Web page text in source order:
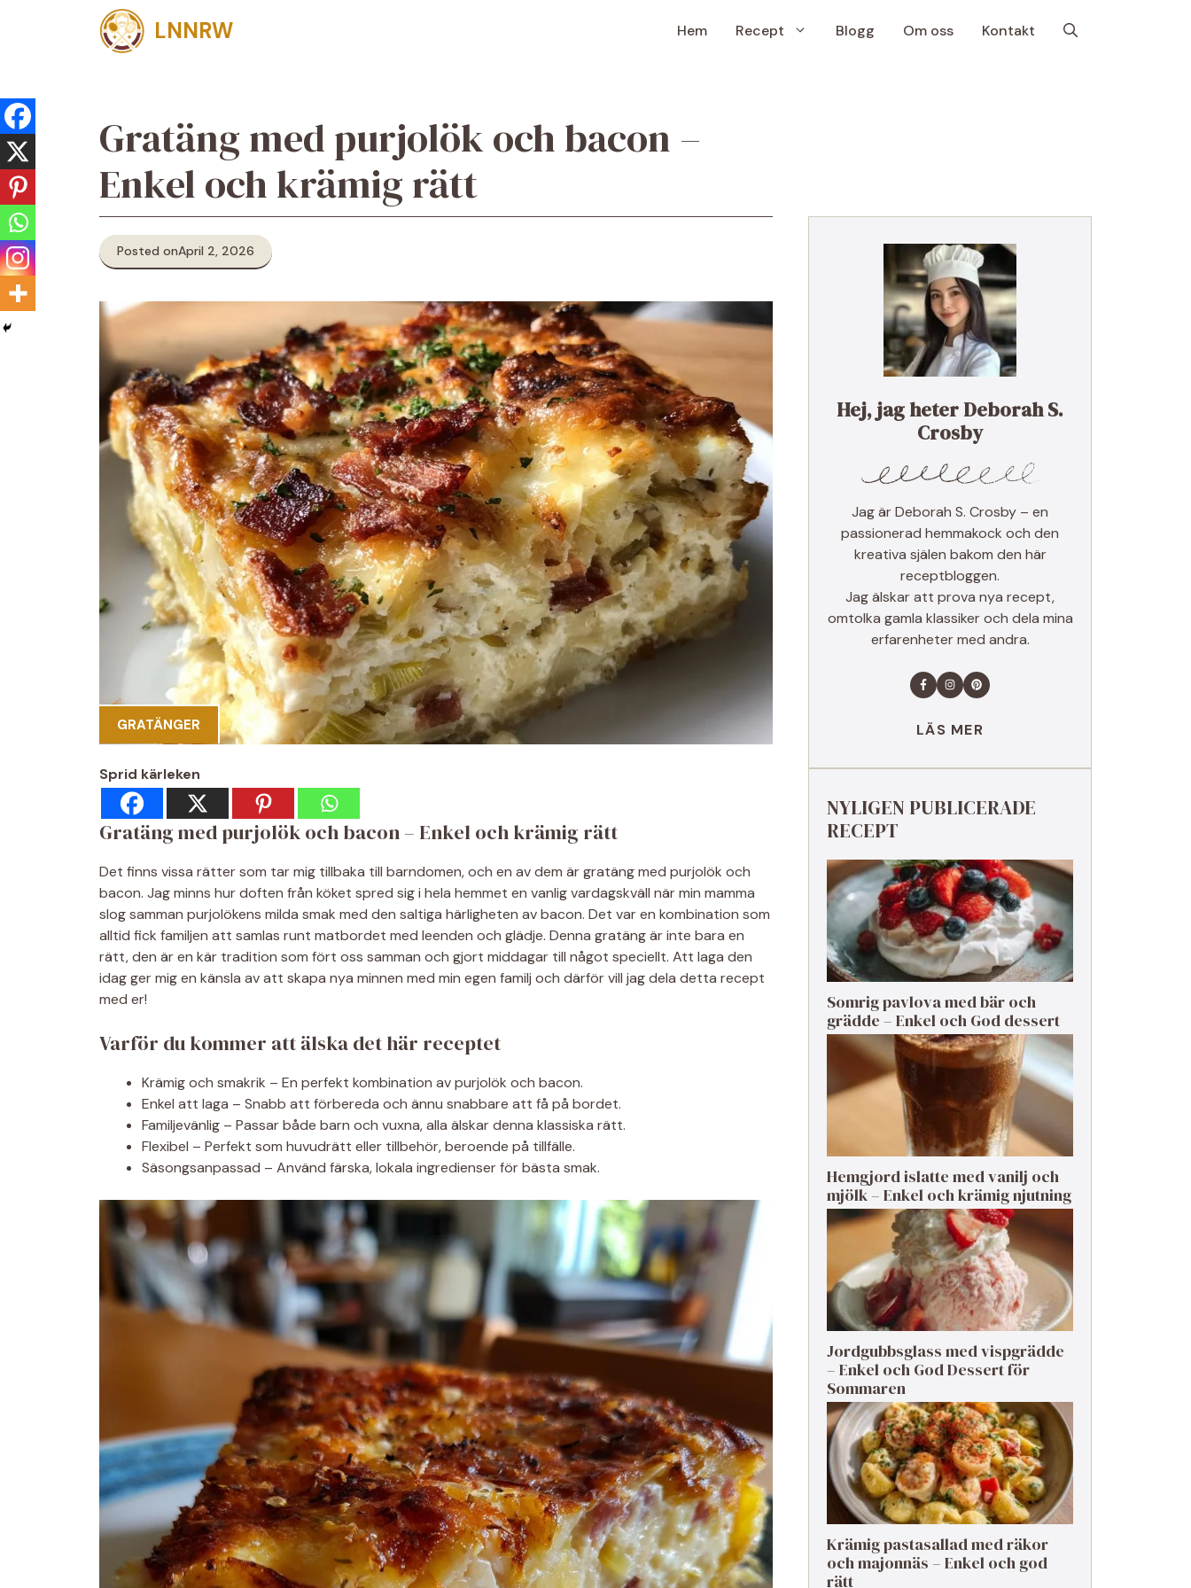
LNNRW Hem Recept Blogg Om oss Kontakt
Gratäng med purjolök och bacon –
Enkel och krämig rätt
Posted onApril 2, 2026
GRATÄNGER
Sprid kärleken
Gratäng med purjolök och bacon – Enkel och krämig rätt
Det finns vissa rätter som tar mig tillbaka till barndomen, och en av dem är gratäng med purjolök och
bacon. Jag minns hur doften från köket spred sig i hela hemmet en vanlig vardagskväll när min mamma
slog samman purjolökens milda smak med den saltiga härligheten av bacon. Det var en kombination som
alltid fick familjen att samlas runt matbordet med leenden och glädje. Denna gratäng är inte bara en
rätt, den är en kär tradition som fört oss samman och gjort middagar till något speciellt. Att laga den
idag ger mig en känsla av att skapa nya minnen med min egen familj och därför vill jag dela detta recept
med er!
Varför du kommer att älska det här receptet
Krämig och smakrik – En perfekt kombination av purjolök och bacon.
Enkel att laga – Snabb att förbereda och ännu snabbare att få på bordet.
Familjevänlig – Passar både barn och vuxna, alla älskar denna klassiska rätt.
Flexibel – Perfekt som huvudrätt eller tillbehör, beroende på tillfälle.
Säsongsanpassad – Använd färska, lokala ingredienser för bästa smak.
Hej, jag heter Deborah S.
Crosby
Jag är Deborah S. Crosby – en
passionerad hemmakock och den
kreativa själen bakom den här
receptbloggen.
Jag älskar att prova nya recept,
omtolka gamla klassiker och dela mina
erfarenheter med andra.
LÄS MER
NYLIGEN PUBLICERADE
RECEPT
Somrig pavlova med bär och
grädde – Enkel och God dessert
Hemgjord islatte med vanilj och
mjölk – Enkel och krämig njutning
Jordgubbsglass med vispgrädde
– Enkel och God Dessert för
Sommaren
Krämig pastasallad med räkor
och majonnäs – Enkel och god
rätt